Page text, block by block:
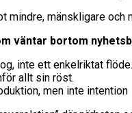
mindre, mänskligare
väntar bortom
inte ett enkelriktat flöde.
allt sin röst.
men inte intention